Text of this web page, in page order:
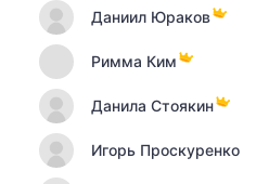
Даниил Юраков
Римма Ким
Данила Стоякин
Игорь Проскуренко